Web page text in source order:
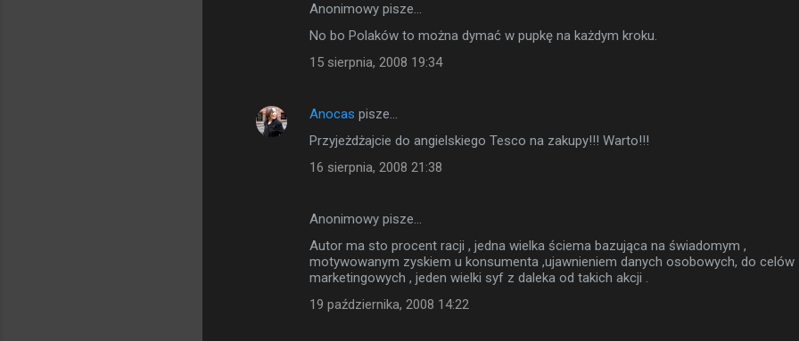
Anonimowy pisze…
No bo Polaków to można dymać w pupkę na każdym kroku.
15 sierpnia, 2008 19:34
Anocas pisze…
Przyjeżdżajcie do angielskiego Tesco na zakupy!!! Warto!!!
16 sierpnia, 2008 21:38
Anonimowy pisze…
Autor ma sto procent racji , jedna wielka ściema bazująca na świadomym ,
motywowanym zyskiem u konsumenta ,ujawnieniem danych osobowych, do celów
marketingowych , jeden wielki syf z daleka od takich akcji .
19 października, 2008 14:22